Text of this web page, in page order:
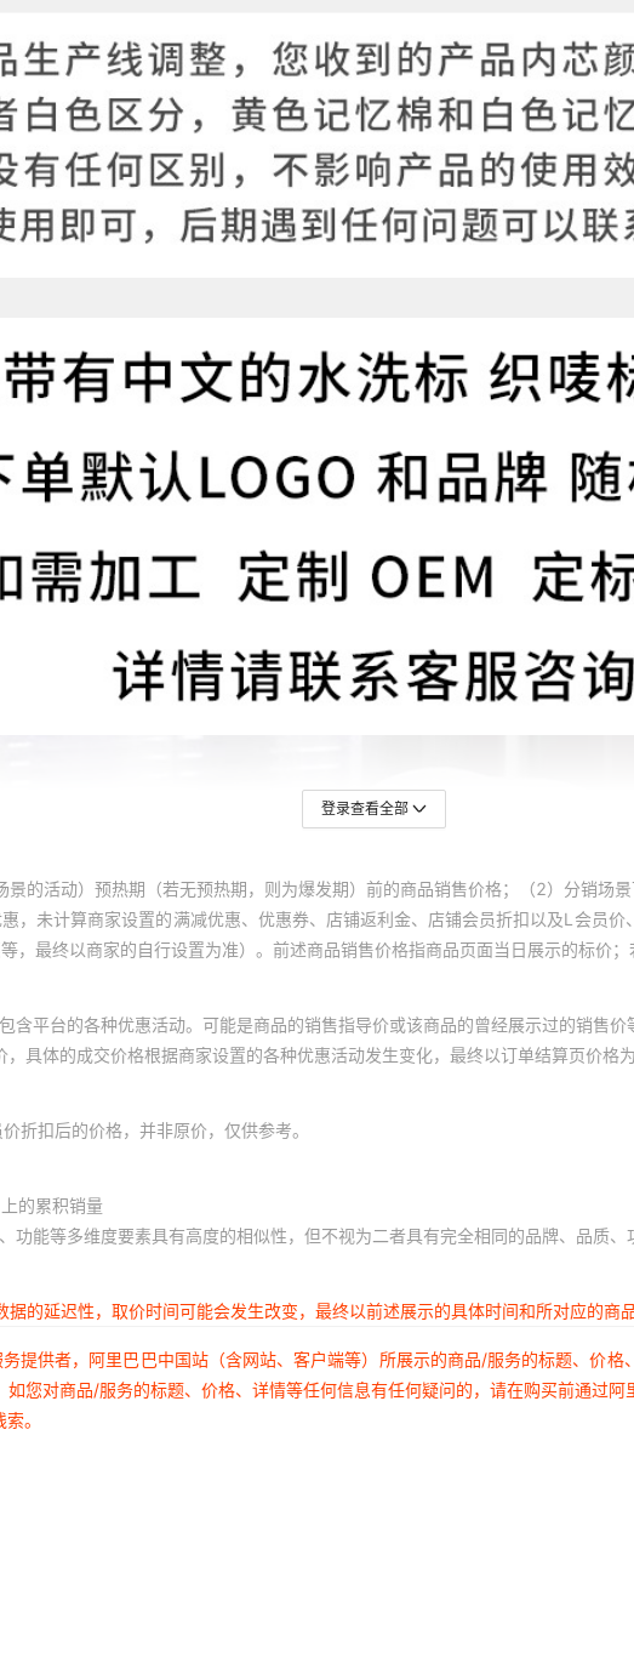
登录查看全部
景的活动）预热期（若无预热期，则为爆发期）前的商品销售价格；（2）分销
，未计算商家设置的满减优惠、优惠券、店铺返利金、店铺会员折扣以及L会员
，最终以商家的自行设置为准）。前述商品销售价格指商品页面当日展示的标价
含平台的各种优惠活动。可能是商品的销售指导价或该商品的曾经展示过的销售价
具体的成交价格根据商家设置的各种优惠活动发生变化，最终以订单结算页价格为
折扣后的价格，并非原价，仅供参考。
的累积销量
能等多维度要素具有高度的相似性，但不视为二者具有完全相同的品牌、品质、
的延迟性，取价时间可能会发生改变，最终以前述展示的具体时间和所对应的商品
提供者，阿里巴巴中国站（含网站、客户端等）所展示的商品/服务的标题、价
您对商品/服务的标题、价格、详情等任何信息有任何疑问的，请在购买前通过
。